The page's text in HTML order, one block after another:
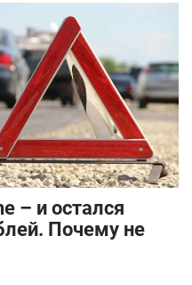
– и остался
Почему не